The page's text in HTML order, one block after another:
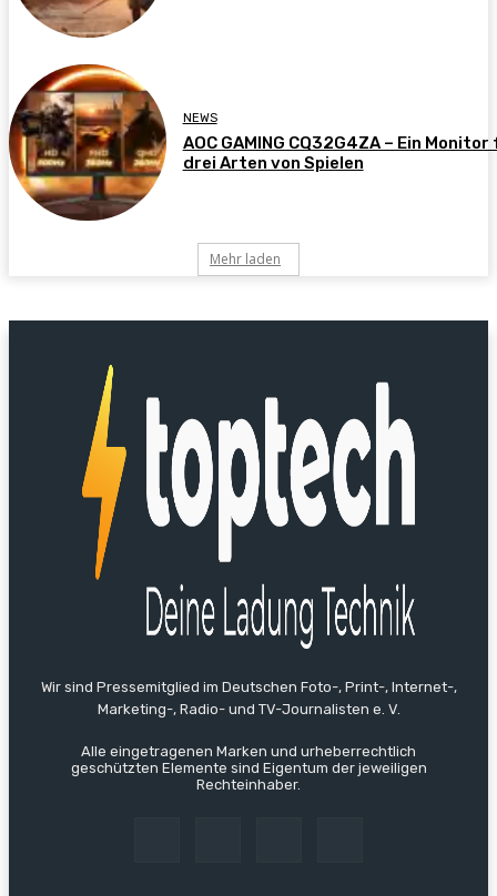
NEWS
AOC GAMING CQ32G4ZA – Ein
drei Arten von Spielen
Mehr laden
Wir sind Pressemitglied im Deutschen Foto-, Print-, Internet-,
Marketing-, Radio- und TV-Journalisten e. V.
Alle eingetragenen Marken und urheberrechtlich
geschützten Elemente sind Eigentum der jeweiligen
Rechteinhaber.